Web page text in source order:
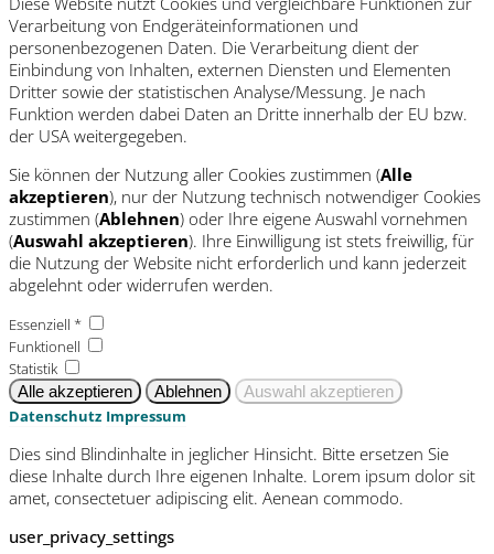
Verarbeitung von Endgeräteinformationen und
personenbezogenen Daten. Die Verarbeitung dient der
Einbindung von Inhalten, externen Diensten und Elementen
Dritter sowie der statistischen Analyse/Messung. Je nach
Funktion werden dabei Daten an Dritte innerhalb der EU bzw.
der USA weitergegeben.
Sie können der Nutzung aller Cookies zustimmen (Alle
akzeptieren), nur der Nutzung technisch notwendiger Cookies
zustimmen (Ablehnen) oder Ihre eigene Auswahl vornehmen
(Auswahl akzeptieren). Ihre Einwilligung ist stets freiwillig, für
die Nutzung der Website nicht erforderlich und kann jederzeit
abgelehnt oder widerrufen werden.
Essenziell *
Funktionell
Statistik
Datenschutz Impressum
Dies sind Blindinhalte in jeglicher Hinsicht. Bitte ersetzen Sie
diese Inhalte durch Ihre eigenen Inhalte. Lorem ipsum dolor sit
amet, consectetuer adipiscing elit. Aenean commodo.
user_privacy_settings